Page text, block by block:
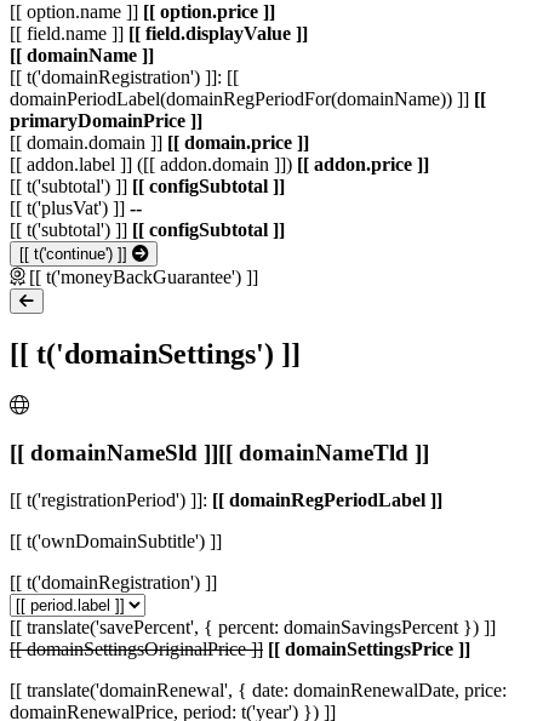
[[ option.name ]] [[ option.price ]]
[[ field.name ]] [[ field.displayValue ]]
[[ domainName ]]
[[ t('domainRegistration') ]]: [[
domainPeriodLabel(domainRegPeriodFor(domainName)) ]] [[
primaryDomainPrice ]]
[[ domain.domain ]] [[ domain.price ]]
[[ addon.label ]] ([[ addon.domain ]]) [[ addon.price ]]
[[ t('subtotal') ]] [[ configSubtotal ]]
[[ t('plusVat') ]] --
[[ t('subtotal') ]] [[ configSubtotal ]]
[[ t('continue') ]]
[[ t('moneyBackGuarantee') ]]
[[ t('domainSettings') ]]
[[ domainNameSld ]][[ domainNameTld ]]
[[ t('registrationPeriod') ]]: [[ domainRegPeriodLabel ]]
[[ t('ownDomainSubtitle') ]]
[[ t('domainRegistration') ]]
[[ translate('savePercent', { percent: domainSavingsPercent }) ]]
[[ domainSettingsOriginalPrice ]] [[ domainSettingsPrice ]]
[[ translate('domainRenewal', { date: domainRenewalDate, price:
domainRenewalPrice, period: t('year') }) ]]